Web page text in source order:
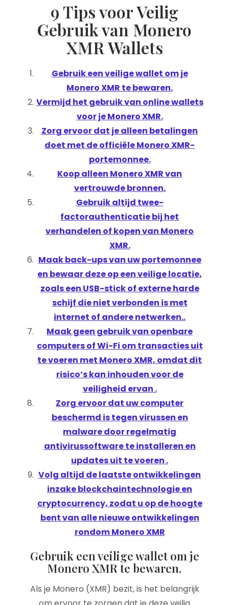
9 Tips voor Veilig
Gebruik van Monero
XMR Wallets
Gebruik een veilige wallet om je
Monero XMR te bewaren.
Vermijd het gebruik van online wallets
voor je Monero XMR.
Zorg ervoor dat je alleen betalingen
doet met de officiële Monero XMR-
portemonnee.
Koop alleen Monero XMR van
vertrouwde bronnen.
Gebruik altijd twee-
factorauthenticatie bij het
verhandelen of kopen van Monero
XMR.
Maak back-ups van uw portemonnee
en bewaar deze op een veilige locatie,
zoals een USB-stick of externe harde
schijf die niet verbonden is met
internet of andere netwerken..
Maak geen gebruik van openbare
computers of Wi-Fi om transacties uit
te voeren met Monero XMR, omdat dit
risico’s kan inhouden voor de
veiligheid ervan .
Zorg ervoor dat uw computer
beschermd is tegen virussen en
malware door regelmatig
antivirussoftware te installeren en
updates uit te voeren .
Volg altijd de laatste ontwikkelingen
inzake blockchaintechnologie en
cryptocurrency, zodat u op de hoogte
bent van alle nieuwe ontwikkelingen
rondom Monero XMR
Gebruik een veilige wallet om je
Monero XMR te bewaren.
Als je Monero (XMR) bezit, is het belangrijk